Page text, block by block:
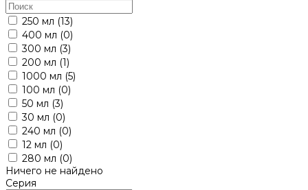
250 мл (13)
400 мл (0)
300 мл (3)
200 мл (1)
1000 мл (5)
100 мл (0)
50 мл (3)
30 мл (0)
240 мл (0)
12 мл (0)
280 мл (0)
Ничего не найдено
Серия